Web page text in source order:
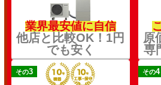
業界最安値に自信
他店と比較OK！1円
でも安く
原
専
その3 その4